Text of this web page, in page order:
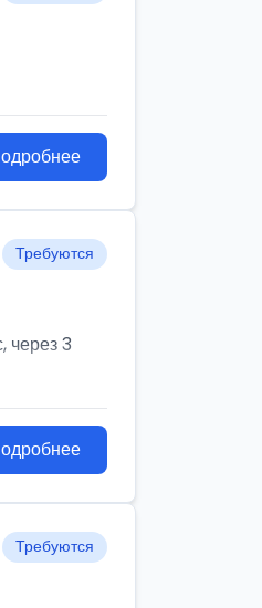
Требуются
через 3
Требуются